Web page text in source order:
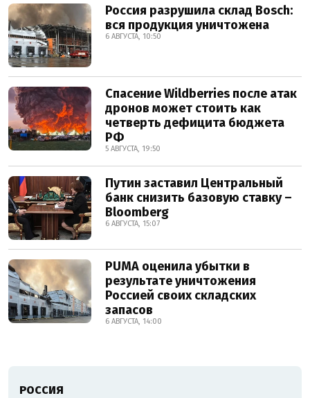
Россия разрушила склад Bosch:
вся продукция уничтожена
6 АВГУСТА, 10:50
Спасение Wildberries после атак
дронов может стоить как
четверть дефицита бюджета
РФ
5 АВГУСТА, 19:50
Путин заставил Центральный
банк снизить базовую ставку –
Bloomberg
6 АВГУСТА, 15:07
PUMA оценила убытки в
результате уничтожения
Россией своих складских
запасов
6 АВГУСТА, 14:00
РОССИЯ